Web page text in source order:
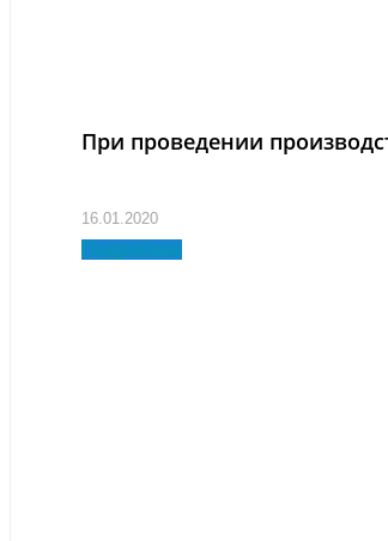
При проведении
16.01.2020
Подробнее